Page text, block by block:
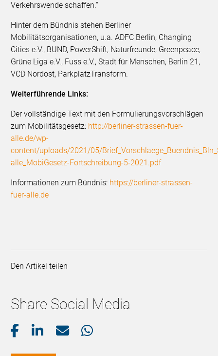
Verkehrswende schaffen.“
Hinter dem Bündnis stehen Berliner
Mobilitätsorganisationen, u.a. ADFC Berlin, Changing
Cities e.V., BUND, PowerShift, Naturfreunde, Greenpeace,
Grüne Liga e.V., Fuss e.V., Stadt für Menschen, Berlin 21,
VCD Nordost, ParkplatzTransform.
Weiterführende Links:
Der vollständige Text mit den Formulierungsvorschlägen
zum Mobilitätsgesetz: http://berliner-strassen-fuer-
alle.de/wp-
content/uploads/2021/05/
alle_MobiGesetz-Fortschreibung-5-2021.pdf
Informationen zum Bündnis: https://berliner-strassen-
fuer-alle.de
Den Artikel teilen
Share Social Media